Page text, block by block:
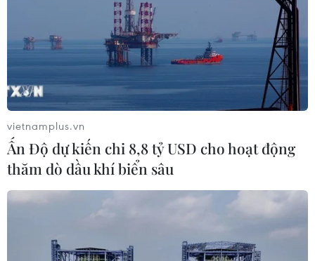
vietnamplus.vn
Ấn Độ dự kiến chi 8,8 tỷ USD cho hoạt động
thăm dò dầu khí biển sâu